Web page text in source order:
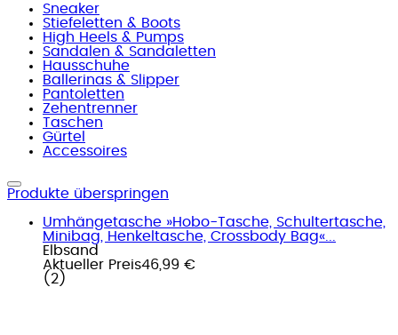
Sneaker
Stiefeletten & Boots
High Heels & Pumps
Sandalen & Sandaletten
Hausschuhe
Ballerinas & Slipper
Pantoletten
Zehentrenner
Taschen
Gürtel
Accessoires
Produkte überspringen
Umhängetasche »Hobo-Tasche, Schultertasche,
Minibag, Henkeltasche, Crossbody Bag«...
Elbsand
Aktueller Preis46,99 €
( 2 )